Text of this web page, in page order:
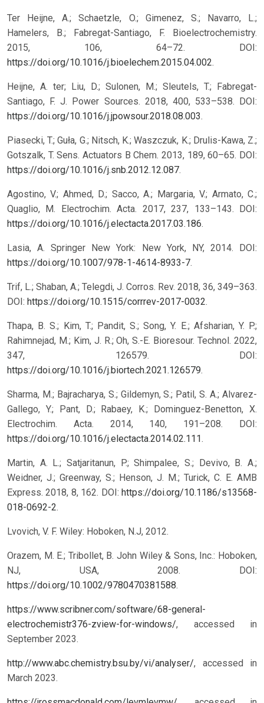
Ter Heijne, A.; Schaetzle, O.; Gimenez, S.; Navarro, L.;
Hamelers, B.; Fabregat-Santiago, F. Bioelectrochemistry.
2015, 106, 64–72. DOI:
https://doi.org/10.1016/j.bioelechem.2015.04.002.
Heijne, A. ter; Liu, D.; Sulonen, M.; Sleutels, T.; Fabregat-
Santiago, F. J. Power Sources. 2018, 400, 533–538. DOI:
https://doi.org/10.1016/j.jpowsour.2018.08.003.
Piasecki, T.; Guła, G.; Nitsch, K.; Waszczuk, K.; Drulis-Kawa, Z.;
Gotszalk, T. Sens. Actuators B Chem. 2013, 189, 60–65. DOI:
https://doi.org/10.1016/j.snb.2012.12.087.
Agostino, V.; Ahmed, D.; Sacco, A.; Margaria, V.; Armato, C.;
Quaglio, M. Electrochim. Acta. 2017, 237, 133–143. DOI:
https://doi.org/10.1016/j.electacta.2017.03.186.
Lasia, A. Springer New York: New York, NY, 2014. DOI:
https://doi.org/10.1007/978-1-4614-8933-7.
Trif, L.; Shaban, A.; Telegdi, J. Corros. Rev. 2018, 36, 349–363.
DOI: https://doi.org/10.1515/corrrev-2017-0032.
Thapa, B. S.; Kim, T.; Pandit, S.; Song, Y. E.; Afsharian, Y. P.;
Rahimnejad, M.; Kim, J. R.; Oh, S.-E. Bioresour. Technol. 2022,
347, 126579. DOI:
https://doi.org/10.1016/j.biortech.2021.126579.
Sharma, M.; Bajracharya, S.; Gildemyn, S.; Patil, S. A.; Alvarez-
Gallego, Y.; Pant, D.; Rabaey, K.; Dominguez-Benetton, X.
Electrochim. Acta. 2014, 140, 191–208. DOI:
https://doi.org/10.1016/j.electacta.2014.02.111.
Martin, A. L.; Satjaritanun, P.; Shimpalee, S.; Devivo, B. A.;
Weidner, J.; Greenway, S.; Henson, J. M.; Turick, C. E. AMB
Express. 2018, 8, 162. DOI: https://doi.org/10.1186/s13568-
018-0692-2.
Lvovich, V. F. Wiley: Hoboken, N.J, 2012.
Orazem, M. E.; Tribollet, B. John Wiley & Sons, Inc.: Hoboken,
NJ, USA, 2008. DOI:
https://doi.org/10.1002/9780470381588.
https://www.scribner.com/software/68-general-
electrochemistr376-zview-for-windows/, accessed in
September 2023.
http://www.abc.chemistry.bsu.by/vi/analyser/, accessed in
March 2023.